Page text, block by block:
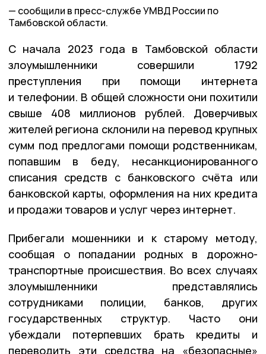
сообщили в пресс-службе УМВД России по
Тамбовской области.
С начала 2023 года в Тамбовской области
злоумышленники совершили 1792
преступления при помощи интернета
и телефонии. В общей сложности они похитили
свыше 408 миллионов рублей. Доверчивых
жителей региона склонили на перевод крупных
сумм под предлогами помощи родственникам,
попавшим в беду, несанкционированного
списания средств с банковского счёта или
банковской карты, оформления на них кредита
и продажи товаров и услуг через интернет.
Прибегали мошенники и к старому методу,
сообщая о попадании родных в дорожно-
транспортные происшествия. Во всех случаях
злоумышленники представлялись
сотрудниками полиции, банков, других
государственных структур. Часто они
убеждали потерпевших брать кредиты и
переводить эти средства на «безопасные»